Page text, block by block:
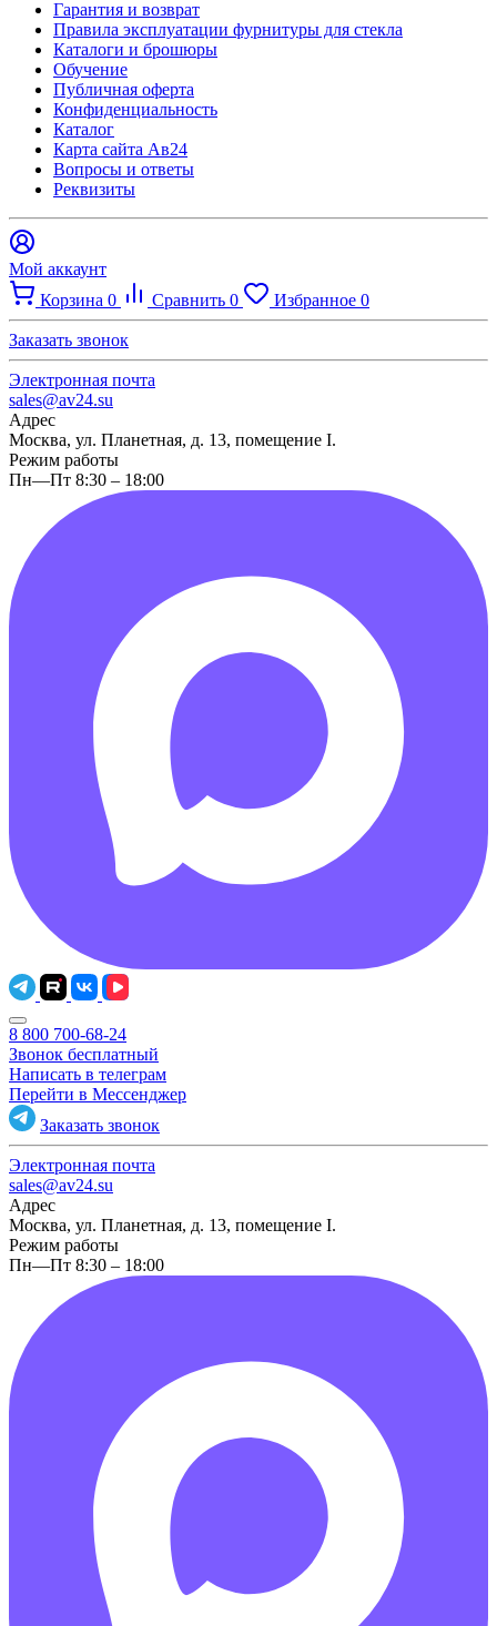
Гарантия и возврат
Правила эксплуатации фурнитуры для стекла
Каталоги и брошюры
Обучение
Публичная оферта
Конфиденциальность
Каталог
Карта сайта Ав24
Вопросы и ответы
Реквизиты
Мой аккаунт
Корзина 0 Сравнить 0 Избранное 0
Заказать звонок
Электронная почта
sales@av24.su
Адрес
Москва, ул. Планетная, д. 13, помещение I.
Режим работы
Пн—Пт 8:30 – 18:00
8 800 700-68-24
Звонок бесплатный
Написать в телеграм
Перейти в Мессенджер
Заказать звонок
Электронная почта
sales@av24.su
Адрес
Москва, ул. Планетная, д. 13, помещение I.
Режим работы
Пн—Пт 8:30 – 18:00